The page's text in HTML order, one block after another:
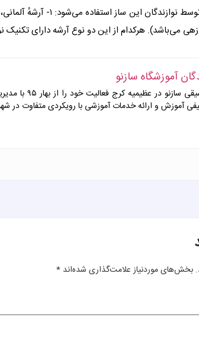
می‌باشد). هرکدام از این دو نوع آرشه دارای تکنیک
آموزشگاه سازنو
آموزشگاه
آموزش و ارائه خدمات آموزشی با رویکردی متفاوت در شهر
بخش‌های موردنیاز علامت‌گذاری شده‌اند *